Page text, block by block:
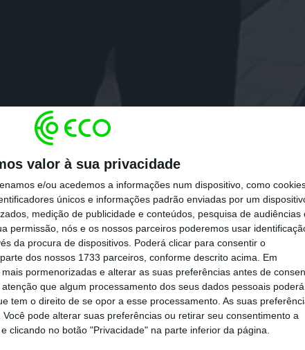
valor à sua privacidade
e/ou acedemos a informações num dispositivo, como
únicos e informações padrão enviadas por um
medição de publicidade e conteúdos, pesquisa de audiências
permissão, nós e os nossos parceiros poderemos usar
da procura de dispositivos. Poderá clicar para consentir o
dos nossos 1733 parceiros, conforme descrito acima. Em
pormenorizadas e alterar as suas preferências antes de
atenção que algum processamento dos seus dados pessoais poderá
tem o direito de se opor a esse processamento. As suas
pode alterar suas preferências ou retirar seu consentimento a
clicando no botão "Privacidade" na parte inferior da página.